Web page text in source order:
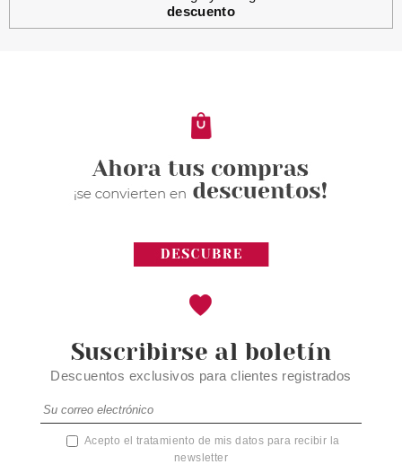
descuento
Suscribirse al boletín
Descuentos exclusivos para clientes registrados
Acepto el tratamiento de mis datos para recibir la
newsletter